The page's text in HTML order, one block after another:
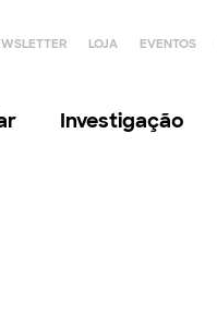
LOJA EVENTOS
Investigação